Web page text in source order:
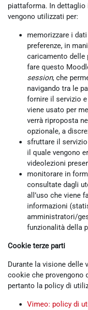
piattaforma. In
vengono utilizzati per:
memorizzare i
preferenze, in
caricamento delle
fare questo
session, che
navigando tra le
fornire il servizio
viene usato per
verrà riproposta
opzionale, a
sfruttare il
il quale vengono
videolezioni
monitorare in
consultate dagli
all’uso che viene
informazioni
amministratori/
funzionalità della
Cookie terze parti
Durante la visione delle
cookie che provengono
pertanto la policy di
Vimeo: policy di